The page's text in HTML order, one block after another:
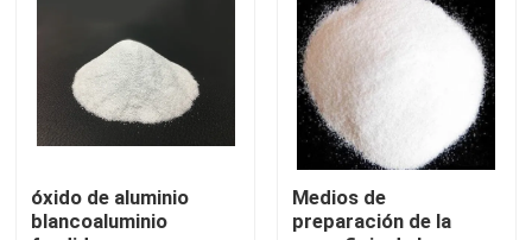
Inicio
Sobre nosotros
óxido de aluminio
blancoaluminio
Medios de
preparación de la